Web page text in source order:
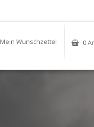
Mein Wunschzettel 0